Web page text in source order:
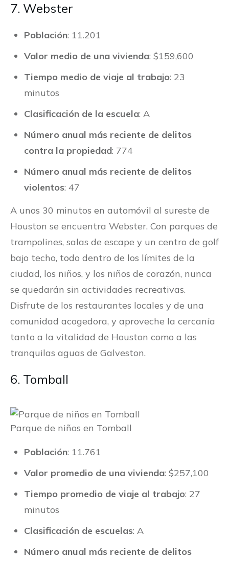
7. Webster
Población: 11.201
Valor medio de una vivienda: $159,600
Tiempo medio de viaje al trabajo: 23
minutos
Clasificación de la escuela: A
Número anual más reciente de delitos
contra la propiedad: 774
Número anual más reciente de delitos
violentos: 47
A unos 30 minutos en automóvil al sureste de
Houston se encuentra Webster. Con parques de
trampolines, salas de escape y un centro de golf
bajo techo, todo dentro de los límites de la
ciudad, los niños, y los niños de corazón, nunca
se quedarán sin actividades recreativas.
Disfrute de los restaurantes locales y de una
comunidad acogedora, y aproveche la cercanía
tanto a la vitalidad de Houston como a las
tranquilas aguas de Galveston.
6. Tomball
Parque de niños en Tomball
Población: 11.761
Valor promedio de una vivienda: $257,100
Tiempo promedio de viaje al trabajo: 27
minutos
Clasificación de escuelas: A
Número anual más reciente de delitos